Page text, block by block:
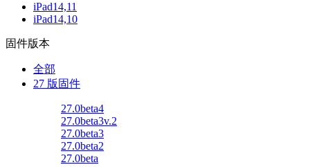
iPad14,11
iPad14,10
固件版本
全部
27 版固件
27.0beta4
27.0beta3v.2
27.0beta3
27.0beta2
27.0beta